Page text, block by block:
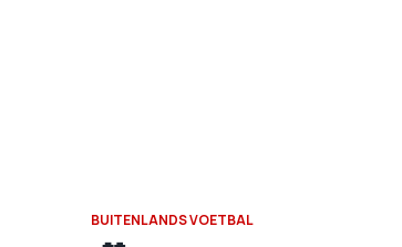
BUITENLANDS VOETBAL